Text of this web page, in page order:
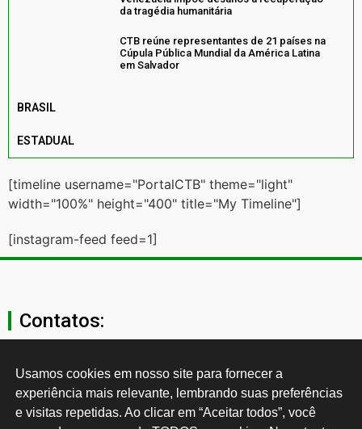
da tragédia humanitária
CTB reúne representantes de 21 países na
Cúpula Pública Mundial da América Latina
em Salvador
BRASIL
ESTADUAL
[timeline username="PortalCTB" theme="light"
width="100%" height="400" title="My Timeline"]
[instagram-feed feed=1]
Contatos:
secgeral@ctb.org.br
11 3874-0040
Usamos cookies em nosso site para fornecer a
experiência mais relevante, lembrando suas preferências
e visitas repetidas. Ao clicar em “Aceitar todos”, você